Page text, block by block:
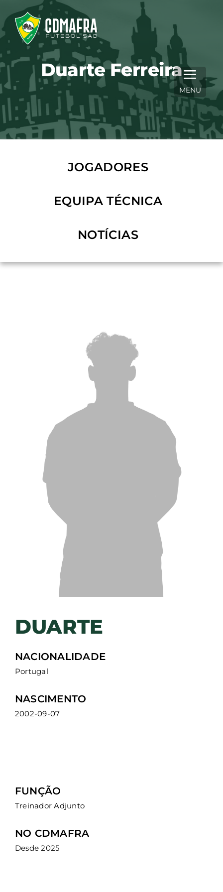
to
content
MENU
Duarte Ferreira
JOGADORES
EQUIPA TÉCNICA
NOTÍCIAS
DUARTE
NACIONALIDADE
Portugal
NASCIMENTO
2002-09-07
FUNÇÃO
Treinador Adjunto
NO CDMAFRA
Desde 2025